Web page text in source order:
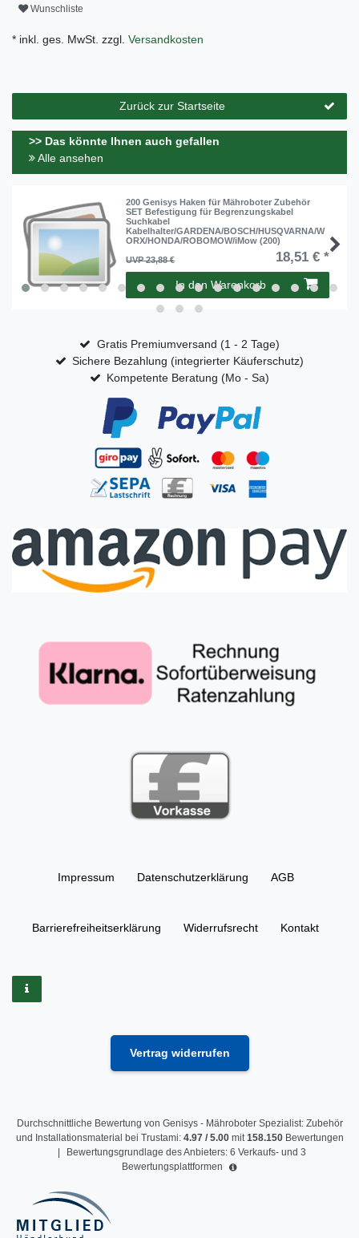
Wunschliste
* inkl. ges. MwSt. zzgl. Versandkosten
Zurück zur Startseite
>> Das könnte Ihnen auch gefallen
Alle ansehen
200 Genisys Haken für Mähroboter Zubehör
SET Befestigung für Begrenzungskabel
Suchkabel
Kabelhalter/GARDENA/BOSCH/HUSQVARNA/W
ORX/HONDA/ROBOMOW/iMow (200)
UVP 23,88 €
18,51 € *
In den Warenkorb
Gratis Premiumversand (1 - 2 Tage)
Sichere Bezahlung (integrierter Käuferschutz)
Kompetente Beratung (Mo - Sa)
Impressum Daten­schutz­erklärung AGB
Barrierefreiheitserklärung Widerrufs­recht Kontakt
Vertrag widerrufen
Durchschnittliche Bewertung von Genisys - Mähroboter Spezialist: Zubehör
und Installationsmaterial bei Trustami: 4.97/ 5.00mit 158.150 Bewertungen
|
Bewertungsgrundlage des Anbieters: 6 Verkaufs- und 3
Bewertungsplattformen